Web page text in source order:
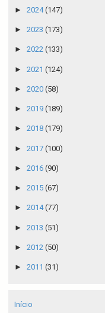
► 2024(147)
► 2023 (173)
► 2022 (133)
► 2021 (124)
► 2020 (58)
► 2019 (189)
► 2018 (179)
► 2017 (100)
► 2016 (90)
► 2015 (67)
► 2014(77)
► 2013 (51)
► 2012 (50)
► 2011 (31)
Início